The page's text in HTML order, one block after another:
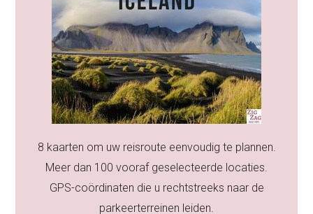
8 kaarten om uw reisroute eenvoudig te plannen.
Meer dan 100 vooraf geselecteerde locaties.
GPS-coördinaten die u rechtstreeks naar de
parkeerterreinen leiden.